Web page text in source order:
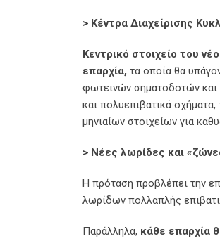
> Κέντρα Διαχείρισης
Κεντρικό στοιχείο του
επαρχία, τα οποία θα
φωτεινών σηματοδοτών και
και πολυεπιβατικά
μηνιαίων στοιχείων για
> Νέες λωρίδες και
Η πρόταση προβλέπει την
λωρίδων πολλαπλής
Παράλληλα, κάθε επαρχία